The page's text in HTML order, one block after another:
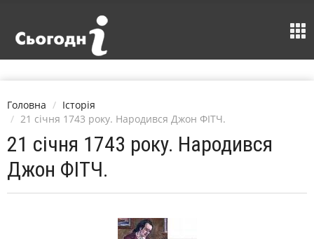
Головна
Історія
21 січня 1743 року. Народився Джон ФІТЧ.
21 січня 1743 року. Народився
Джон ФІТЧ.